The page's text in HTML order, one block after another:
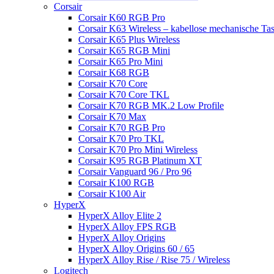
Corsair
Corsair K60 RGB Pro
Corsair K63 Wireless – kabellose mechanische
Corsair K65 Plus Wireless
Corsair K65 RGB Mini
Corsair K65 Pro Mini
Corsair K68 RGB
Corsair K70 Core
Corsair K70 Core TKL
Corsair K70 RGB MK.2 Low Profile
Corsair K70 Max
Corsair K70 RGB Pro
Corsair K70 Pro TKL
Corsair K70 Pro Mini Wireless
Corsair K95 RGB Platinum XT
Corsair Vanguard 96 / Pro 96
Corsair K100 RGB
Corsair K100 Air
HyperX
HyperX Alloy Elite 2
HyperX Alloy FPS RGB
HyperX Alloy Origins
HyperX Alloy Origins 60 / 65
HyperX Alloy Rise / Rise 75 / Wireless
Logitech